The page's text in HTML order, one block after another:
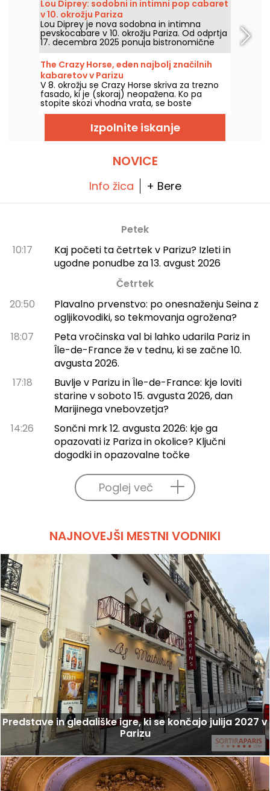
Lou Diprey: sodobni in intimni pop cabaret
v 10. okrožju Pariza
Lou Diprey je nova sodobna in intimna
pevskocabare v 10. okrožju Pariza. Od odprtja
17. decembra 2025 ponuja bistronomične
večerje, koreografske nastope ter
nepozabne nočne žure, vse v ambientu z
rahlo osvetlitvijo, ustvarjenem za sodobno
nočno doživetje. Ste pripravljeni na vstop v
svet, ki ga ni moč najti nikjer drugje?
The Crazy Horse, eden najbolj značilnih
kabaretov v Parizu
V 8. okrožju se Crazy Horse skriva za trezno
fasado, ki je (skoraj) neopažena. Ko pa
stopite skozi vhodna vrata, se boste
prestavili v povsem drugačno vzdušje, saj si
boste ogledali čudovito predstavo s plesom,
nastopi in osvetljenim dekorjem.
Izpolnite iskanje
NOVICE
Info žica + Bere
Petek
10:17
Kaj početi ta četrtek v Parizu? Izleti in
ugodne ponudbe za 13. avgust 2026
Četrtek
20:50
Plavalno prvenstvo: po onesnaženju Seina z
ogljikovodiki, so tekmovanja ogrožena?
18:07
Peta vročinska val bi lahko udarila Pariz in
Île-de-France že v tednu, ki se začne 10.
avgusta 2026.
17:18
Buvlje v Parizu in Île-de-France: kje loviti
starine v soboto 15. avgusta 2026, dan
Marijinega vnebovzetja?
14:26
Sončni mrk 12. avgusta 2026: kje ga
opazovati iz Pariza in okolice? Ključni
dogodki in opazovalne točke
Poglej več
NAJNOVEJŠI MESTNI VODNIKI
Predstave in gledališke igre, ki se končajo julija 2027 v
Parizu